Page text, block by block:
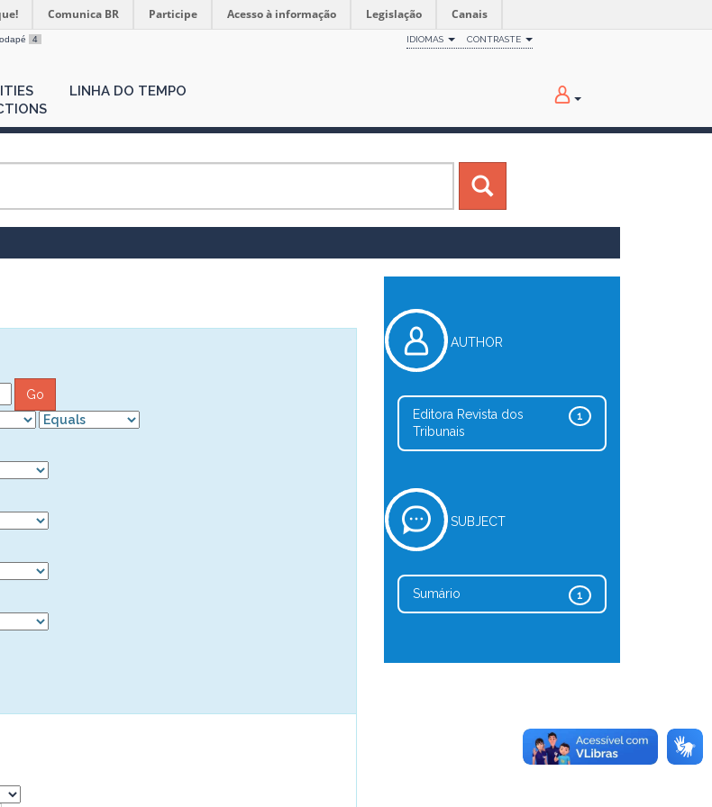
Comunica BR Participe Acesso à informação Legislação Canais
4 IDIOMAS CONTRASTE
LINHA DO TEMPO
AUTHOR
1
Editora Revista dos
Tribunais
SUBJECT
1
Sumário